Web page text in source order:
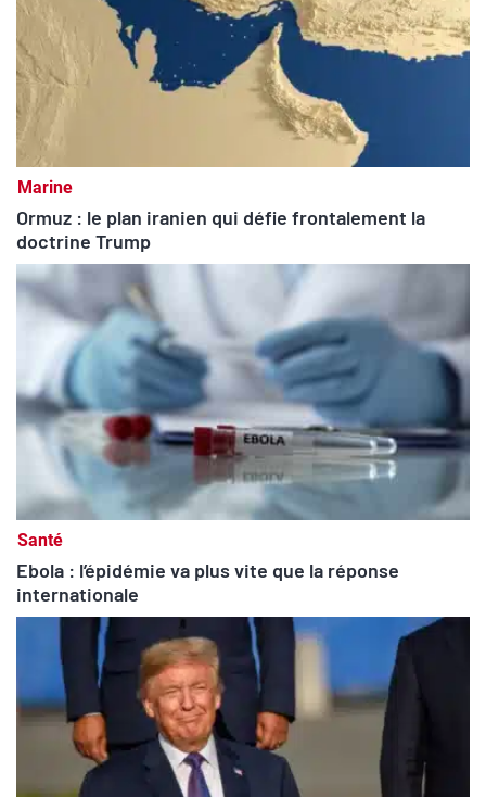
Marine
Ormuz : le plan iranien qui défie frontalement la
doctrine Trump
Santé
Ebola : l’épidémie va plus vite que la réponse
internationale